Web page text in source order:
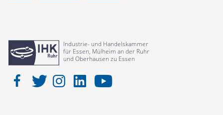
Industrie- und Handelskammer
für Essen, Mülheim an der Ruhr
und Oberhausen zu Essen